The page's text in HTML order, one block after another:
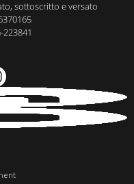
sottoscritto e versato
223841